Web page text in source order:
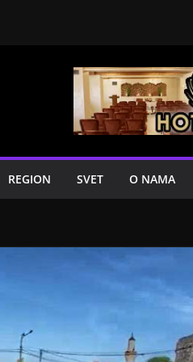
REGION SVET O NAMA